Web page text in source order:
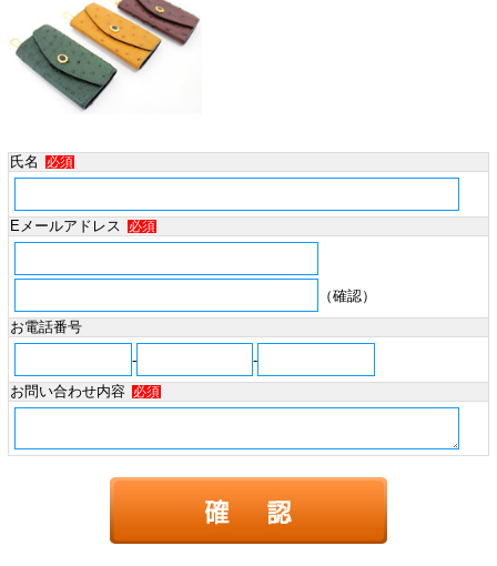
氏名 必須
Eメールアドレス 必須
（確認）
お電話番号
-
-
お問い合わせ内容
必須